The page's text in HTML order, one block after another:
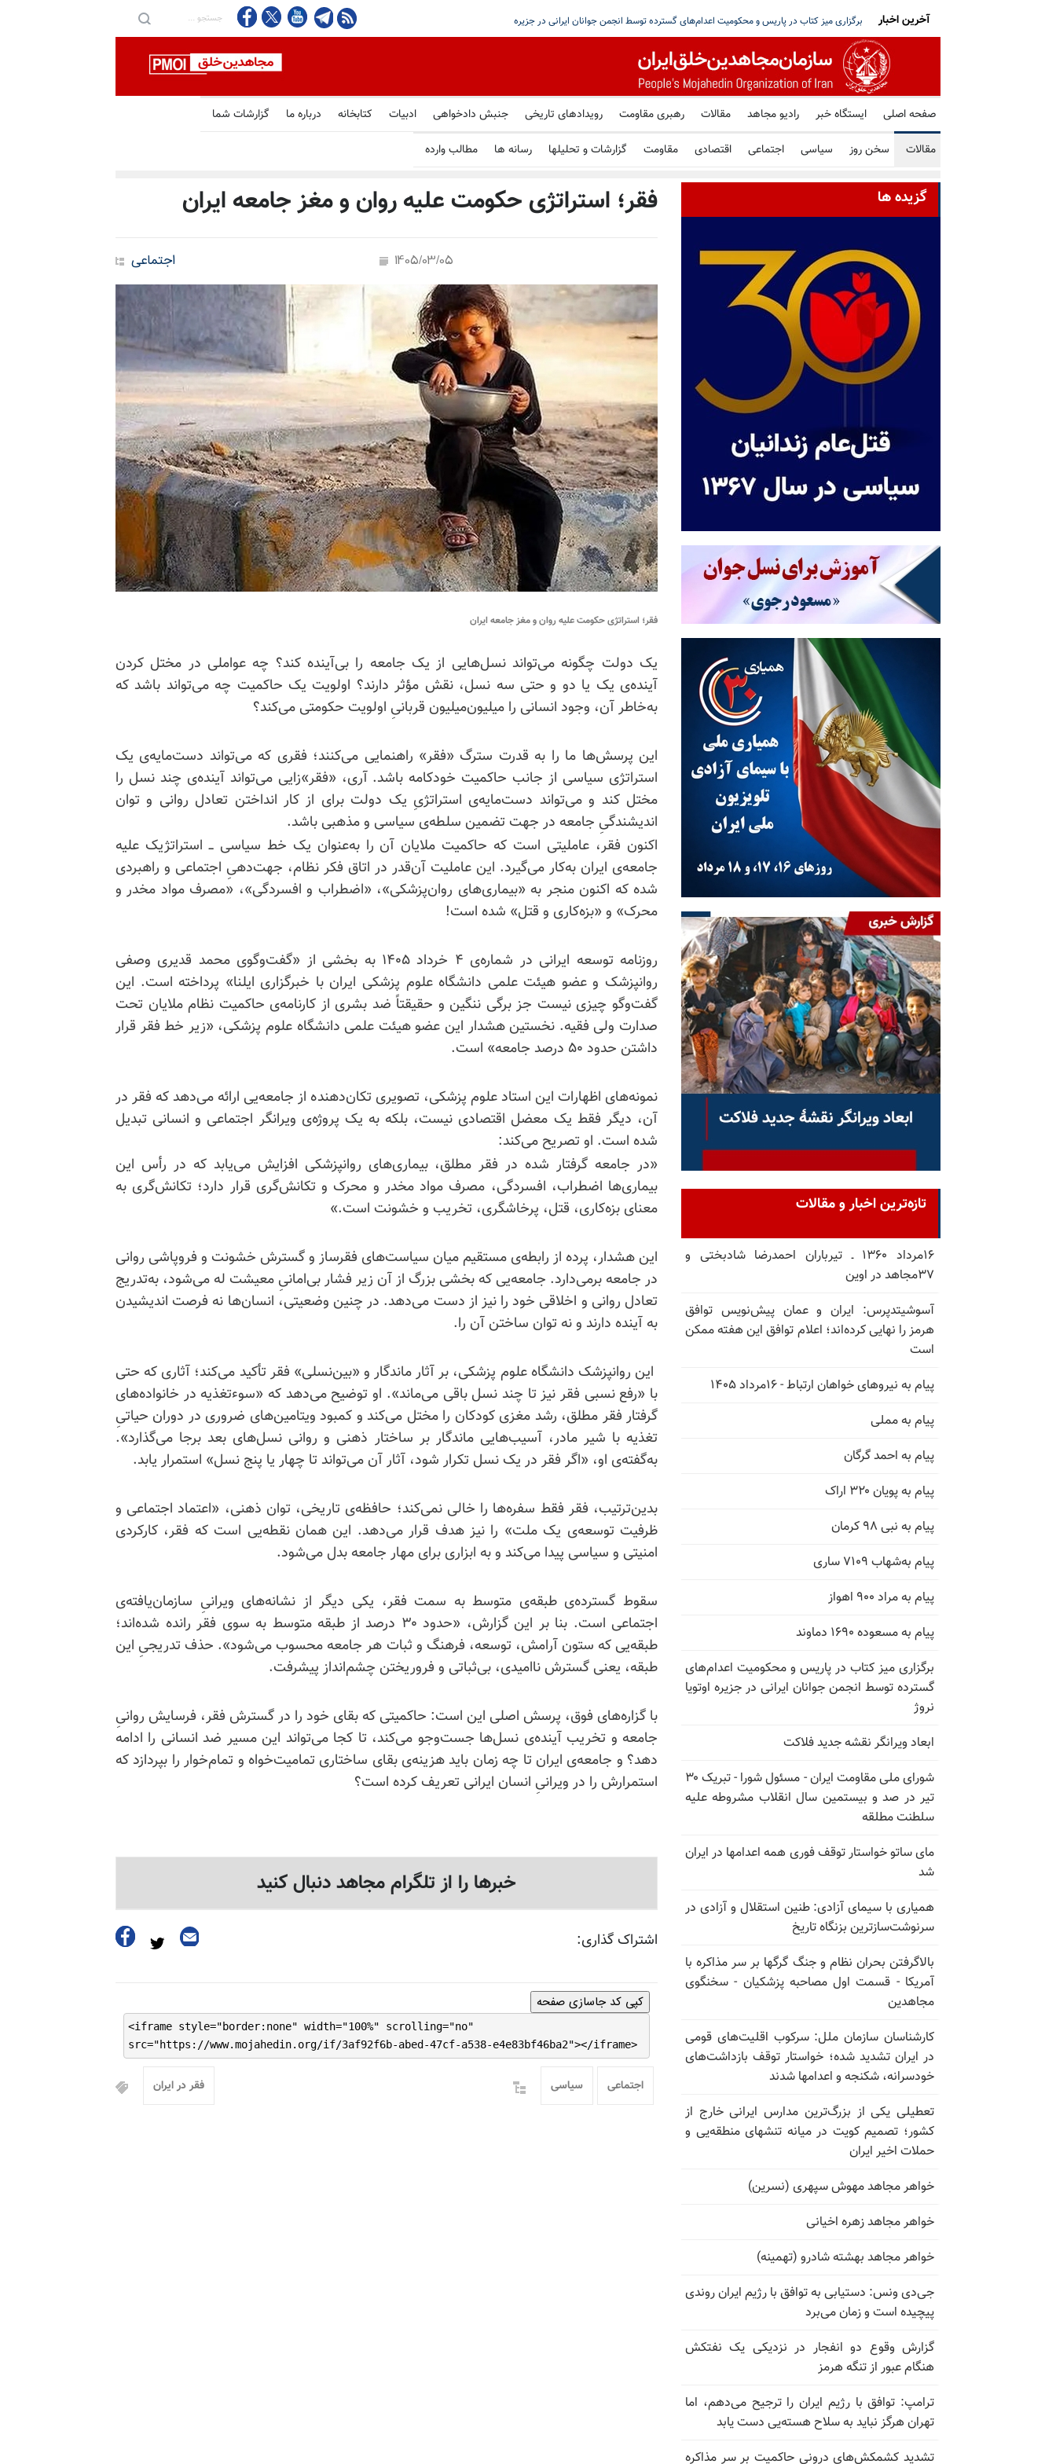
شورای ملی مقاومت ایران - مسئول شورا - تبریک ۳۰ تیر در صد و بیستمین خواستار توقف فوری همه اعدامها در ایران شد
آخرین اخبار
صفحه اصلی ایستگاه خبر رادیو مجاهد مقالات رهبری مقاومت رویدادهای تاریخی جنبش دادخواهی ادبیات کتابخانه درباره ما گزارشات شما
مقالات سخن روز سیاسی اجتماعی اقتصادی مقاومت گزارشات و تحلیلها رسانه ها مطالب وارده
فقر؛ استراتژی حکومت علیه روان و مغز جامعه ایران
اجتماعی 1405/03/05
فقر؛ استراتژی حکومت علیه روان و مغز جامعه ایران
یک دولت چگونه می‌تواند نسل‌هایی از یک جامعه را بی‌آینده کند؟ چه عواملی در مختل کردن
آینده‌ی یک یا دو و حتی سه نسل، نقش مؤثر دارند؟ اولویت یک حاکمیت چه می‌تواند باشد که
به‌خاطر آن‌، وجود انسانی را میلیون‌میلیون قربانیِ اولویت حکومتی می‌کند؟
این پرسش‌ها ما را به قدرت سترگ «فقر» راهنمایی می‌کنند؛ فقری که می‌تواند دست‌مایه‌ی یک
استراتژی سیاسی از جانب حاکمیت خودکامه باشد. آری، «فقر»زایی می‌تواند آینده‌ی چند نسل را
مختل کند و می‌تواند دست‌مایه‌ی استراتژیِ یک دولت برای از کار انداختن تعادل روانی و توان
اندیشندگیِ جامعه در جهت تضمین سلطه‌ی سیاسی و مذهبی باشد.
اکنون فقر، عاملیتی است که حاکمیت ملایان آن را به‌عنوان یک خط سیاسی ــ استراتژیک علیه
جامعه‌ی ایران به‌کار می‌گیرد. این عاملیت آن‌قدر در اتاق فکر نظام، جهت‌دهیِ اجتماعی و راهبردی
شده که اکنون منجر به «بیماری‌های روان‌پزشکی»، «اضطراب و افسردگی»، «مصرف مواد مخدر و
محرک» و «بزه‌کاری و قتل» شده است!
روزنامه توسعه ایرانی در شماره‌ی ۴ خرداد ۱۴۰۵ به بخشی از «گفت‌وگوی محمد قدیری وصفی
روانپزشک و عضو هیئت علمی دانشگاه علوم پزشکی ایران با خبرگزاری ایلنا» پرداخته است. این
گفت‌وگو چیزی نیست جز برگی ننگین و حقیقتاً ضد بشری از کارنامه‌ی حاکمیت نظام ملایان تحت
صدارت ولی فقیه. نخستین هشدار این عضو هیئت علمی دانشگاه علوم پزشکی، «زیر خط فقر قرار
داشتن حدود ۵۰ درصد جامعه» است.
نمونه‌های اظهارات این استاد علوم پزشکی، تصویری تکان‌دهنده از جامعه‌یی ارائه می‌دهد که فقر در
آن، دیگر فقط یک معضل اقتصادی نیست، بلکه به یک پروژه‌ی ویرانگر اجتماعی و انسانی تبدیل
شده است. او تصریح می‌کند:
«در جامعه گرفتار شده در فقر مطلق، بیماری‌های روانپزشکی افزایش می‌یابد که در رأس این
بیماری‌ها اضطراب، افسردگی، مصرف مواد مخدر و محرک و تکانش‌گری قرار دارد؛ تکانش‌گری به
معنای بزه‌کاری، قتل، پرخاشگری، تخریب و خشونت است.»
این هشدار، پرده از رابطه‌ی مستقیم میان سیاست‌های فقرساز و گسترش خشونت و فروپاشی روانی
در جامعه برمی‌دارد. جامعه‌یی که بخشی بزرگ از آن زیر فشار بی‌امانیِ معیشت له می‌شود، به‌تدریج
تعادل روانی و اخلاقی خود را نیز از دست می‌دهد. در چنین وضعیتی، انسان‌ها نه فرصت اندیشیدن
به آینده دارند و نه توان ساختن آن را.
این روانپزشک دانشگاه علوم پزشکی، بر آثار ماندگار و «بین‌نسلی» فقر تأکید می‌کند؛ آثاری که حتی
با «رفع نسبی فقر نیز تا چند نسل باقی می‌ماند». او توضیح می‌دهد که «سوءتغذیه در خانواده‌های
گرفتار فقر مطلق، رشد مغزی کودکان را مختل می‌کند و کمبود ویتامین‌های ضروری در دوران حیاتیِ
تغذیه با شیر مادر، آسیب‌هایی ماندگار بر ساختار ذهنی و روانی نسل‌های بعد برجا می‌گذارد».
به‌گفته‌ی او، «اگر فقر در یک نسل تکرار شود، آثار آن می‌تواند تا چهار یا پنج نسل» استمرار یابد.
بدین‌ترتیب، فقر فقط سفره‌ها را خالی نمی‌کند؛ حافظه‌ی تاریخی، توان ذهنی، «اعتماد اجتماعی و
ظرفیت توسعه‌ی یک ملت» را نیز هدف قرار می‌دهد. این همان نقطه‌یی است که فقر، کارکردی
امنیتی و سیاسی پیدا می‌کند و به ابزاری برای مهار جامعه بدل می‌شود.
سقوط گسترده‌ی طبقه‌ی متوسط به سمت فقر، یکی دیگر از نشانه‌های ویرانیِ سازمان‌یافته‌ی
اجتماعی است. بنا بر این گزارش، «حدود ۳۰ درصد از طبقه متوسط به سوی فقر رانده شده‌اند؛
طبقه‌یی که ستون آرامش، توسعه، فرهنگ و ثبات هر جامعه محسوب می‌شود». حذف تدریجیِ این
طبقه، یعنی گسترش ناامیدی، بی‌ثباتی و فروریختن چشم‌انداز پیشرفت.
با گزاره‌های فوق، پرسش اصلی این است: حاکمیتی که بقای خود را در گسترش فقر، فرسایش روانیِ
جامعه و تخریب آینده‌ی نسل‌ها جست‌وجو می‌کند، تا کجا می‌تواند این مسیر ضد انسانی را ادامه
دهد؟ و جامعه‌ی ایران تا چه زمان باید هزینه‌ی بقای ساختاری تمامیت‌خواه و تمام‌خوار را بپردازد که
استمرارش را در ویرانیِ انسان ایرانی تعریف کرده است؟
خبرها را از تلگرام مجاهد دنبال کنید
اشتراک گذاری:
کپی کد جاسازی صفحه
<iframe style="border:none" width="100%" scrolling="no"
src="https://www.mojahedin.org/if/3af92f6b-abed-47cf-a538-e4e83bf46ba2"></iframe>
فقر در ایران اجتماعی سیاسی
گزیده ها
تازه‌ترین اخبار و مقالات
۱۶مرداد ۱۳۶۰ ـ تیرباران احمدرضا شادبختی و
۳۷مجاهد در اوین
آسوشیتدپرس: ایران و عمان پیش‌نویس توافق
هرمز را نهایی کرده‌اند؛ اعلام توافق این هفته ممکن
است
پیام به نیروهای خواهان ارتباط - ۱۶مرداد ۱۴۰۵
پیام به مملی
پیام به احمد گرگان
پیام به پویان ۳۲۰ اراک
پیام به نبی ۹۸ کرمان
پیام به‌شهاب ۷۱۰۹ ساری
پیام به مراد ۹۰۰ اهواز
پیام به مسعوده ۱۶۹۰ دماوند
برگزاری میز کتاب در پاریس و محکومیت اعدام‌های
گسترده توسط انجمن جوانان ایرانی در جزیره اوتویا
نروژ
ابعاد ویرانگر نقشه جدید فلاکت
شورای ملی مقاومت ایران - مسئول شورا - تبریک ۳۰
تیر در صد و بیستمین سال انقلاب مشروطه علیه
سلطنت مطلقه
مای ساتو خواستار توقف فوری همه اعدامها در ایران
شد
همیاری با سیمای آزادی: طنین استقلال و آزادی در
سرنوشت‌سازترین بزنگاه تاریخ
بالا‌گرفتن بحران نظام و جنگ گرگها بر سر مذاکره با
آمریکا - قسمت اول مصاحبه پزشکیان - سخنگوی
مجاهدین
کارشناسان سازمان ملل: سرکوب اقلیت‌های قومی
در ایران تشدید شده؛ خواستار توقف بازداشت‌های
خودسرانه، شکنجه و اعدامها شدند
تعطیلی یکی از بزرگ‌ترین مدارس ایرانی خارج از
کشور؛ تصمیم کویت در میانه تنشهای منطقه‌یی و
حملات اخیر ایران
خواهر مجاهد مهوش سپهری (نسرین)
خواهر مجاهد زهره اخیانی
خواهر مجاهد بهشته شادرو (تهمینه)
جی‌دی ونس: دستیابی به توافق با رژیم ایران روندی
پیچیده است و زمان می‌برد
گزارش وقوع دو انفجار در نزدیکی یک نفتکش
هنگام عبور از تنگه هرمز
ترامپ: توافق با رژیم ایران را ترجیح می‌دهم، اما
تهران هرگز نباید به سلاح هسته‌یی دست یابد
تشدید کشمکش‌های درونی حاکمیت بر سر مذاکره